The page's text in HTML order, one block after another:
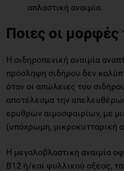
απλαστική αναιμία.
Ποιες οι μορφές
Η σιδηροπενική αναιμία
πρόσληψη σιδήρου δεν
όταν οι απώλειες του
αποτέλεσμα την
ερυθρών αιμοσφαιρίων, με
(υπόχρωμη, μικροκυτταρική
Η μεγαλοβλαστική αναιμία
Β12 ή/και φυλλικού οξέος, τα